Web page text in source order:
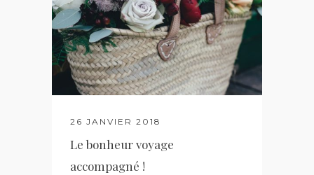
26 JANVIER 2018
Le bonheur voyage
accompagné !